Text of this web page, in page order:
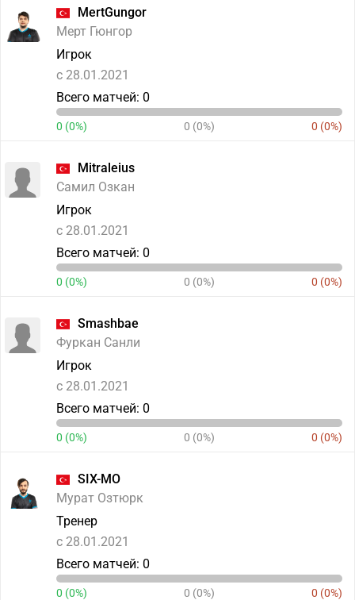
MertGungor
Мерт Гюнгор
Игрок
c 28.01.2021
Всего матчей: 0
0 (0%) 0 (0%) 0 (0%)
Mitraleius
Самил Озкан
Игрок
c 28.01.2021
Всего матчей: 0
0 (0%) 0 (0%) 0 (0%)
Smashbae
Фуркан Санли
Игрок
c 28.01.2021
Всего матчей: 0
0 (0%) 0 (0%) 0 (0%)
SIX-MO
Мурат Озтюрк
Тренер
c 28.01.2021
Всего матчей: 0
0 (0%) 0 (0%) 0 (0%)